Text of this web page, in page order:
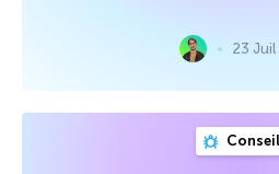
23 Juil